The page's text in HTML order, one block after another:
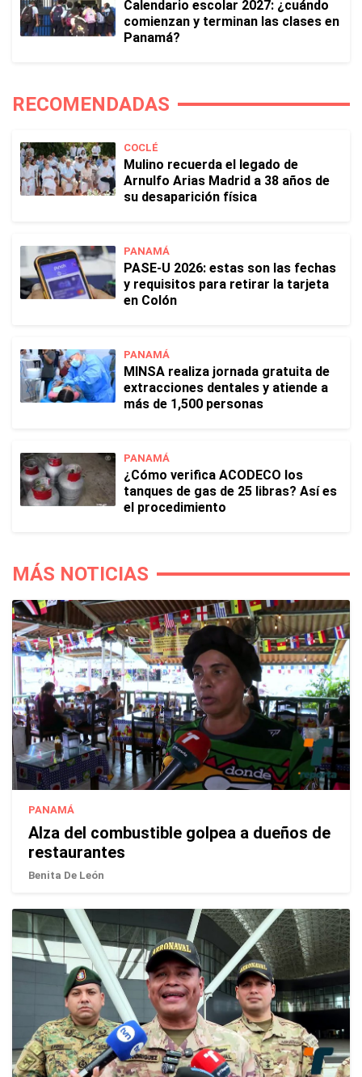
Calendario escolar 2027: ¿cuándo
comienzan y terminan las clases en
Panamá?
RECOMENDADAS
COCLÉ
Mulino recuerda el legado de
Arnulfo Arias Madrid a 38 años de
su desaparición física
PANAMÁ
PASE-U 2026: estas son las fechas
y requisitos para retirar la tarjeta
en Colón
PANAMÁ
MINSA realiza jornada gratuita de
extracciones dentales y atiende a
más de 1,500 personas
PANAMÁ
¿Cómo verifica ACODECO los
tanques de gas de 25 libras? Así es
el procedimiento
MÁS NOTICIAS
PANAMÁ
Alza del combustible golpea a dueños de
restaurantes
Benita De León